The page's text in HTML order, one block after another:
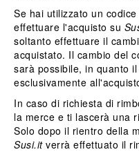
Se hai utilizzato un
effettuare l'acquisto su
soltanto effettuare il
acquistato. Il cambio del
sarà possibile, in quanto
esclusivamente
In caso di richiesta di
la merce e ti lascerà una
Solo dopo il rientro della
Susi.itverrà effettuato il